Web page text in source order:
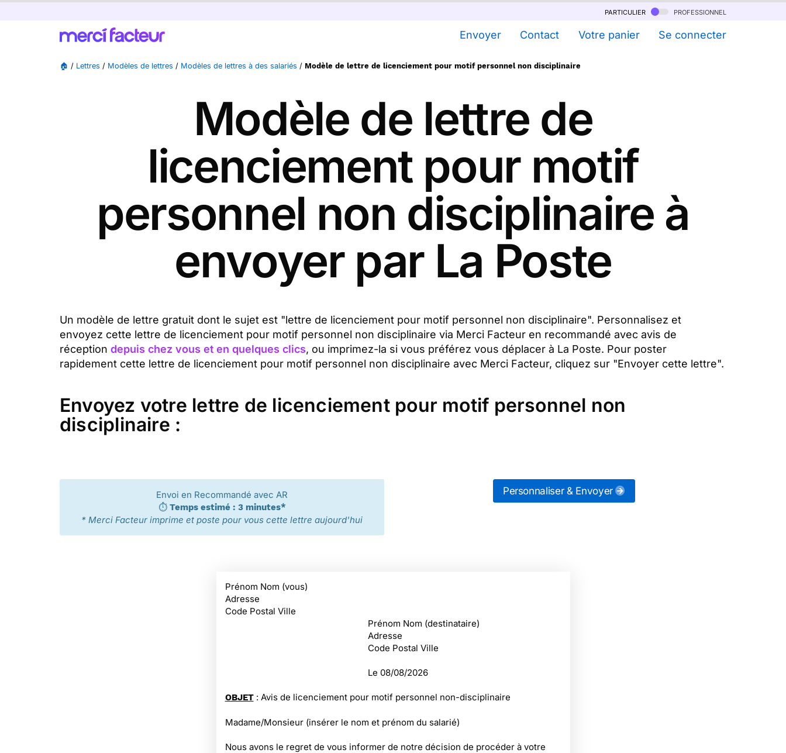
particulier professionnel
Envoyer Contact Votre panier Se connecter
🏠 / Lettres / Modèles de lettres / Modèles de lettres à des salariés / Modèle de lettre de licenciement pour motif personnel non disciplinaire
Modèle de lettre de
licenciement pour motif
personnel non disciplinaire à
envoyer par La Poste
Un modèle de lettre gratuit dont le sujet est "lettre de licenciement pour motif personnel non disciplinaire". Personnalisez et
envoyez cette lettre de licenciement pour motif personnel non disciplinaire via Merci Facteur en recommandé avec avis de
réception depuis chez vous et en quelques clics, ou imprimez-la si vous préférez vous déplacer à La Poste. Pour poster
rapidement cette lettre de licenciement pour motif personnel non disciplinaire avec Merci Facteur, cliquez sur "Envoyer cette lettre".
Envoyez votre lettre de licenciement pour motif personnel non
disciplinaire :
Envoi en Recommandé avec AR
⏱️ Temps estimé : 3 minutes*
* Merci Facteur imprime et poste pour vous cette lettre aujourd'hui
Personnaliser & Envoyer
Prénom Nom (vous)
Adresse
Code Postal Ville
Prénom Nom (destinataire)
Adresse
Code Postal Ville
Le 08/08/2026
OBJET : Avis de licenciement pour motif personnel non-disciplinaire
Madame/Monsieur (insérer le nom et prénom du salarié)
Nous avons le regret de vous informer de notre décision de procéder à votre